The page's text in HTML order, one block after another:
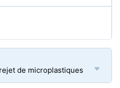
de microplastiques